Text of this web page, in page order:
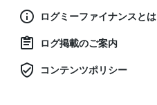
ログミーファイナンスとは
ログ掲載のご案内
コンテンツポリシー